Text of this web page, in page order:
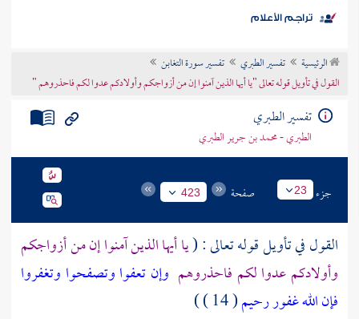
موضوعي
تراجم الأعلام
الرئيسية تفسير الطبري
تفسير سورة التغابن
القول في تأويل قوله تعالى "يا أيها الذين آمنوا إن من أزواجكم وأولادكم عدوا لكم فاحذروهم "
تفسير الطبري
الطبري - محمد بن جرير الطبري
جزء 23 صفحة 423
القول في تأويل قوله تعالى : (يا أيها الذين آمنوا إن من أزواجكم
وأولادكم عدوا لكم فاحذروهم وإن تعفوا وتصفحوا وتغفروا
فإن الله غفور رحيم( 14 ) )